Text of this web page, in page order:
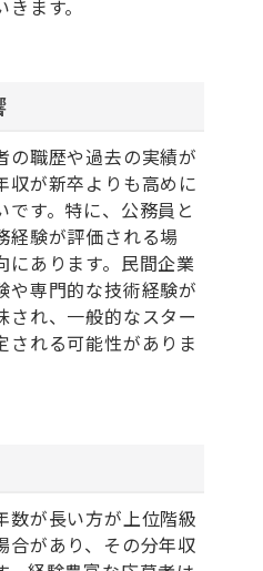
ます。
の職歴や過去の実績が
収が新卒よりも高めに
す。特に、公務員と
経験が評価される場
にあります。民間企業
や専門的な技術経験が
され、一般的なスター
される可能性がありま
数が長い方が上位階級
合があり、その分年収